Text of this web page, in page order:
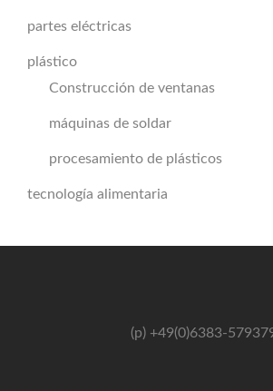
partes eléctricas
plástico
Construcción de ventanas
máquinas de soldar
procesamiento de plásticos
tecnología alimentaria
(p) +49(0)6383-